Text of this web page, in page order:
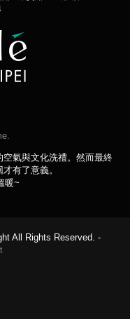
氣與文化洗禮。然而最終
有了意義。
暖~
All Rights Reserved. -